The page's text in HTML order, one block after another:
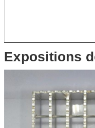
Expositions